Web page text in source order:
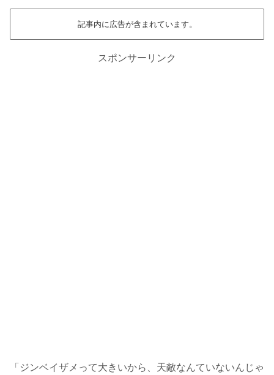
記事内に広告が含まれています。
スポンサーリンク
「ジンベイザメって大きいから、天敵なんていないんじゃ